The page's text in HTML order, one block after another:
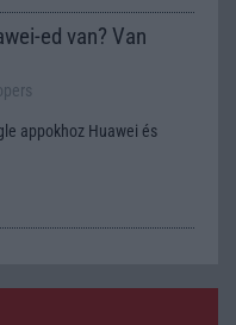
ed van? Van
appokhoz Huawei és